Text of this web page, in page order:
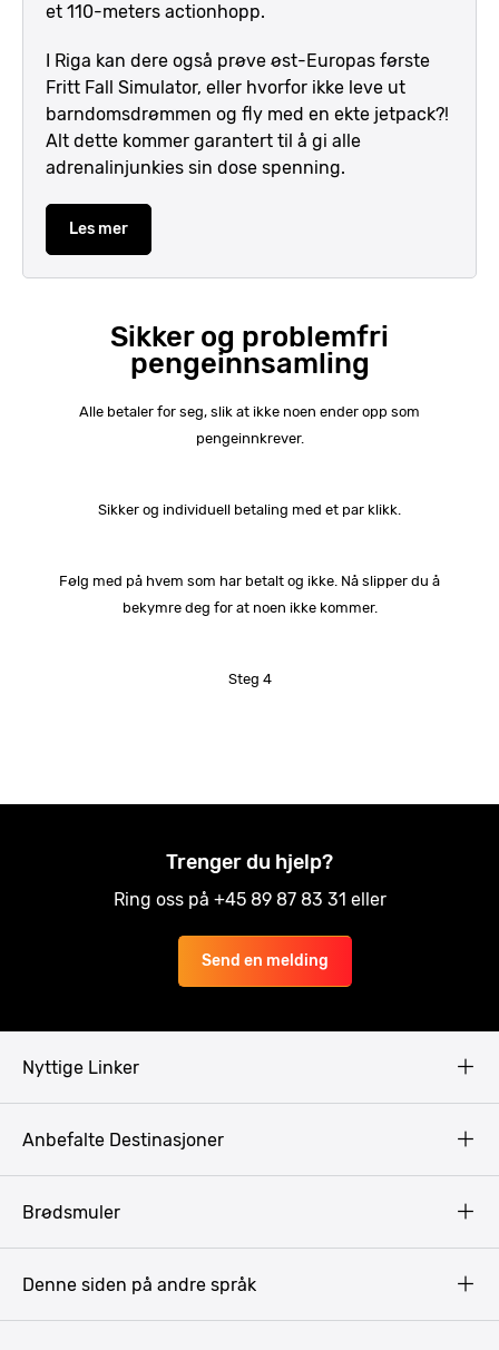
et 110-meters actionhopp.
I Riga kan dere også prøve øst-Europas første
Fritt Fall Simulator, eller hvorfor ikke leve ut
barndomsdrømmen og fly med en ekte jetpack?!
Alt dette kommer garantert til å gi alle
adrenalinjunkies sin dose spenning.
Les mer
Sikker og problemfri
pengeinnsamling
Alle betaler for seg, slik at ikke noen ender opp som
pengeinnkrever.
Sikker og individuell betaling med et par klikk.
Følg med på hvem som har betalt og ikke. Nå slipper du å
bekymre deg for at noen ikke kommer.
Steg 4
Trenger du hjelp?
Ring oss på +45 89 87 83 31 eller
Send en melding
Nyttige Linker
Anbefalte Destinasjoner
Brødsmuler
Denne siden på andre språk